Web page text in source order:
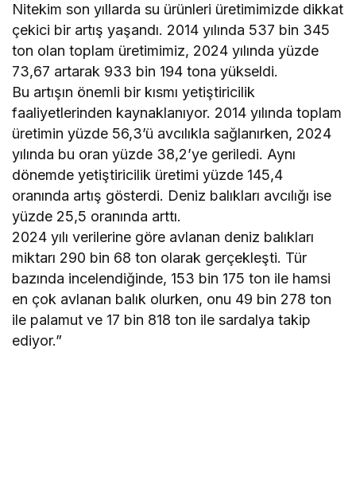
Nitekim son yıllarda su ürünleri üretimimizde dikkat
çekici bir artış yaşandı. 2014 yılında 537 bin 345
ton olan toplam üretimimiz, 2024 yılında yüzde
73,67 artarak 933 bin 194 tona yükseldi.
Bu artışın önemli bir kısmı yetiştiricilik
faaliyetlerinden kaynaklanıyor. 2014 yılında toplam
üretimin yüzde 56,3’ü avcılıkla sağlanırken, 2024
yılında bu oran yüzde 38,2’ye geriledi. Aynı
dönemde yetiştiricilik üretimi yüzde 145,4
oranında artış gösterdi. Deniz balıkları avcılığı ise
yüzde 25,5 oranında arttı.
2024 yılı verilerine göre avlanan deniz balıkları
miktarı 290 bin 68 ton olarak gerçekleşti. Tür
bazında incelendiğinde, 153 bin 175 ton ile hamsi
en çok avlanan balık olurken, onu 49 bin 278 ton
ile palamut ve 17 bin 818 ton ile sardalya takip
ediyor.”